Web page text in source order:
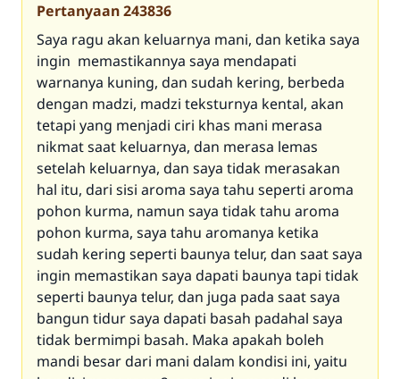
Pertanyaan243836
Saya ragu akan keluarnya mani, dan ketika saya
ingin memastikannya saya mendapati
warnanya kuning, dan sudah kering, berbeda
dengan madzi, madzi teksturnya kental, akan
tetapi yang menjadi ciri khas mani merasa
nikmat saat keluarnya, dan merasa lemas
setelah keluarnya, dan saya tidak merasakan
hal itu, dari sisi aroma saya tahu seperti aroma
pohon kurma, namun saya tidak tahu aroma
pohon kurma, saya tahu aromanya ketika
sudah kering seperti baunya telur, dan saat saya
ingin memastikan saya dapati baunya tapi tidak
seperti baunya telur, dan juga pada saat saya
bangun tidur saya dapati basah padahal saya
tidak bermimpi basah. Maka apakah boleh
mandi besar dari mani dalam kondisi ini, yaitu